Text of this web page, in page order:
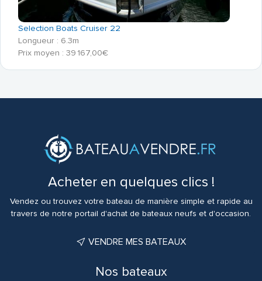
Selection Boats Cruiser 22
Longueur : 6.3m
Prix moyen : 39 167,00€
Acheter en quelques clics !
Vendez ou trouvez votre bateau de manière simple et rapide au
travers de notre portail d'achat de bateaux neufs et d'occasion.
VENDRE MES BATEAUX
Nos bateaux